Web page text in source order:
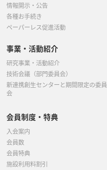
情報開示・公告
各種お手続き
ペーパーレス促進活動
事業・活動紹介
研究事業・活動紹介
技術会議（部門委員会）
新連携創生センターと期間限定の委員
会
会員制度・特典
入会案内
会員数
会員特典
施設利用料割引